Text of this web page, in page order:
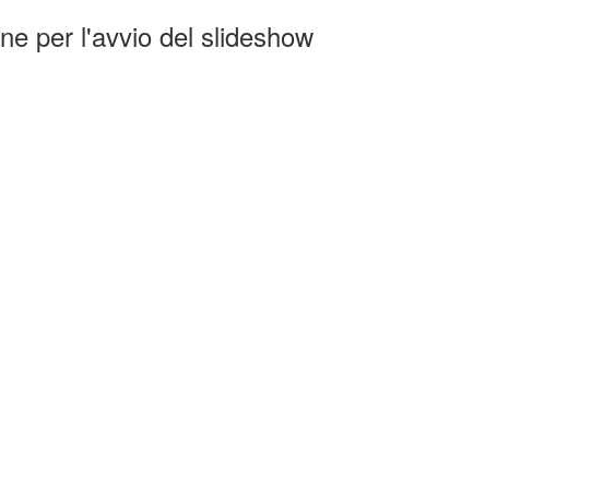
per l'avvio del slideshow